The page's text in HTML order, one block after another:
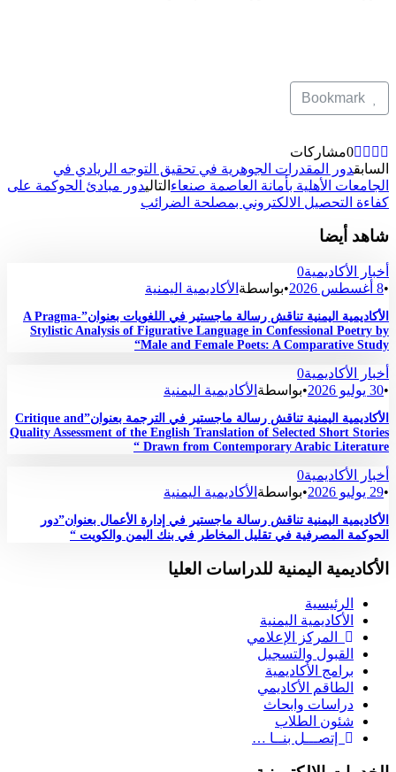
Bookmark
0مشاركات
السابقدور المقدرات الجوهرية في تحقيق التوجه الريادي في
الجامعات الأهلية بأمانة العاصمة صنعاء التاليدور مبادئ الحوكمة على
كفاءة التحصيل الالكتروني بمصلحة الضرائب
شاهد أيضا
أخبار الأكاديمية0
•8 أغسطس 2026 •بواسطة الأكاديمية اليمنية
الأكاديمية اليمنية تناقش رسالة ماجستير في اللغويات بعنوان”A Pragma-
Stylistic Analysis of Figurative Language in Confessional Poetry by
Male and Female Poets: A Comparative Study“
أخبار الأكاديمية0
•30 يوليو 2026 •بواسطة الأكاديمية اليمنية
الأكاديمية اليمنية تناقش رسالة ماجستير في الترجمة بعنوان”Critique and
Quality Assessment of the English Translation of Selected Short Stories
Drawn from Contemporary Arabic Literature “
أخبار الأكاديمية0
•29 يوليو 2026 •بواسطة الأكاديمية اليمنية
الأكاديمية اليمنية تناقش رسالة ماجستير في إدارة الأعمال بعنوان”دور
الحوكمة المصرفية في تقليل المخاطر في بنك اليمن والكويت “
الأكاديمية اليمنية للدراسات العليا
الرئيسية
الأكاديمية اليمنية
المركز الإعلامي
القبول والتسجيل
برامج الأكاديمية
الطاقم الأكاديمي
دراسات وابحاث
شئون الطلاب
إتصـــل بنــا …